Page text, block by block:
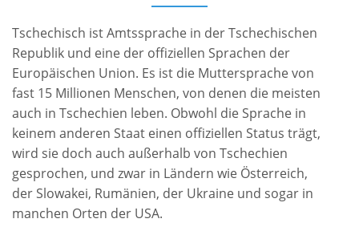
Tschechisch ist Amtssprache in der Tschechischen
Republik und eine der offiziellen Sprachen der
Europäischen Union. Es ist die Muttersprache von
fast 15 Millionen Menschen, von denen die meisten
auch in Tschechien leben. Obwohl die Sprache in
keinem anderen Staat einen offiziellen Status trägt,
wird sie doch auch außerhalb von Tschechien
gesprochen, und zwar in Ländern wie Österreich,
der Slowakei, Rumänien, der Ukraine und sogar in
manchen Orten der USA.